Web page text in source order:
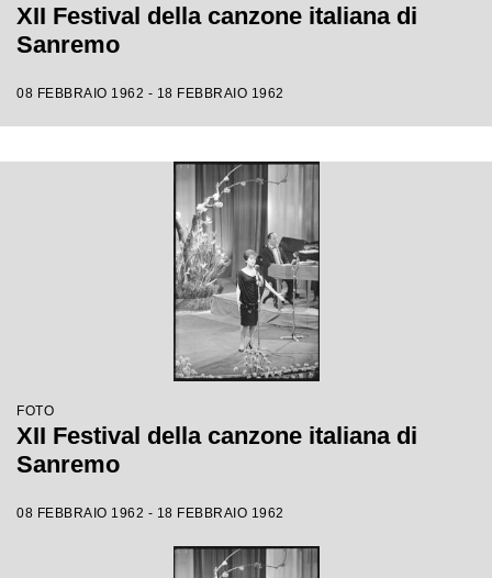
XII Festival della canzone italiana di
Sanremo
08 FEBBRAIO 1962 - 18 FEBBRAIO 1962
FOTO
XII Festival della canzone italiana di
Sanremo
08 FEBBRAIO 1962 - 18 FEBBRAIO 1962